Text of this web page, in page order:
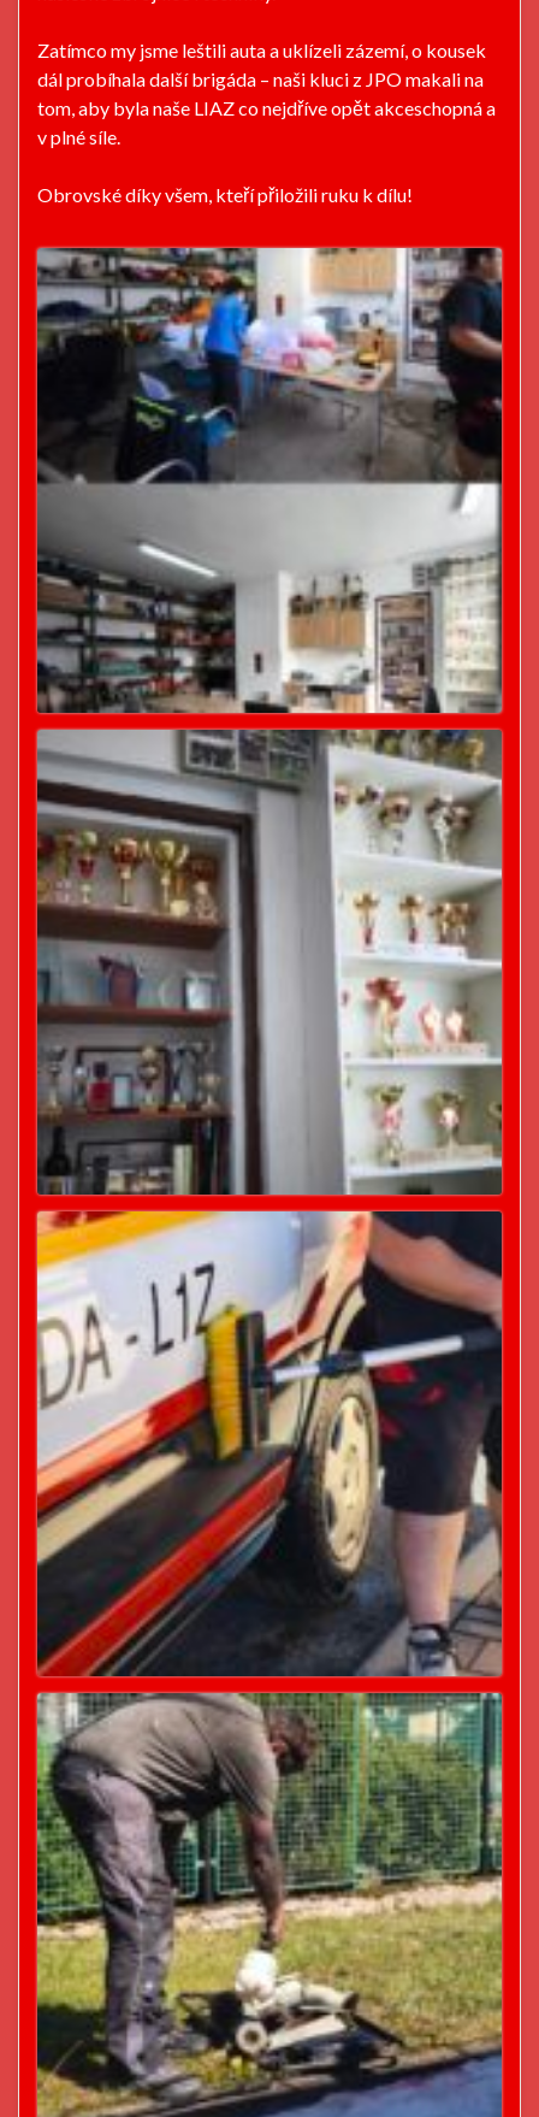
Zatímco my jsme leštili auta a uklízeli zázemí, o kousek
dál probíhala další brigáda – naši kluci z JPO makali na
tom, aby byla naše LIAZ co nejdříve opět akceschopná a
v plné síle.
Obrovské díky všem, kteří přiložili ruku k dílu!